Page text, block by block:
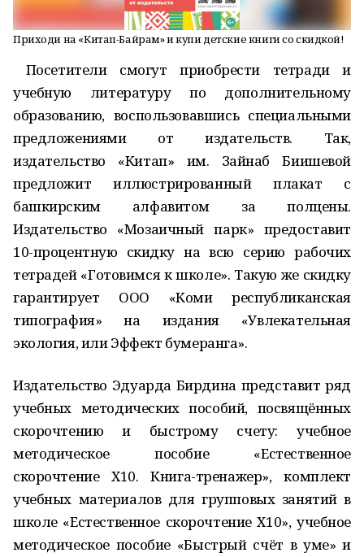
Приходи на «Китап-Байрам» и купи детские книги со скидкой!
Посетители смогут приобрести тетради и
учебную литературу по дополнительному
образованию, воспользовавшись специальными
предложениями от издательств. Так,
издательство «Китап» им. Зайнаб Биишевой
предложит иллюстрированный плакат с
башкирским алфавитом за полцены.
Издательство «Мозаичный парк» предоставит
10-процентную скидку на всю серию рабочих
тетрадей «Готовимся к школе». Такую же скидку
гарантирует ООО «Коми республиканская
типография» на издания «Увлекательная
экология, или Эффект бумеранга».
Издательство Эдуарда Бирдина представит ряд
учебных методических пособий, посвящённых
скорочтению и быстрому счету: учебное
методическое пособие «Естественное
скорочтение Х10. Книга-тренажер», комплект
учебных материалов для групповых занятий в
школе «Естественное скорочтение Х10», учебное
методическое пособие «Быстрый счёт в уме» и